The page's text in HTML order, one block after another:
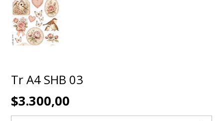
Tr A4 SHB 03
$3.300,00